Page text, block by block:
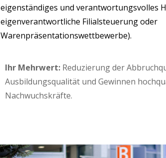
eigen­stän­di­ges und ver­ant­wor­tungs­vol­les
eigen­ver­ant­wort­li­che Fili­al­steue­rung oder
Warenpräsentationswettbewerbe).
Ihr Mehr­wert: Redu­zie­rung der
Aus­bil­dungs­qua­li­tät und Gewin­nen
Nachwuchskräfte.